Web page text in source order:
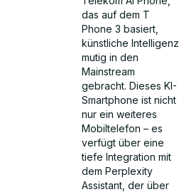
das auf dem T
Phone 3 basiert,
künstliche Intelligenz
mutig in den
Mainstream
gebracht. Dieses KI-
Smartphone ist nicht
nur ein weiteres
Mobiltelefon – es
verfügt über eine
tiefe Integration mit
dem Perplexity
Assistant, der über